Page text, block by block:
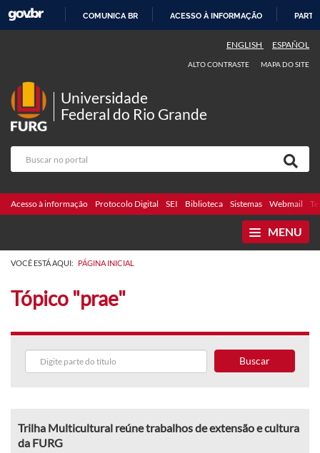
COMUNICA BR ACESSO À INFORMAÇÃO
ENGLISH ESPAÑOL
ALTO CONTRASTE MAPA DO SITE
Universidade
Federal do Rio Grande
Acesso à informação Protocolo Digital SEI Biblioteca Sistemas Webmail
MENU
VOCÊ ESTÁ AQUI: PÁGINA INICIAL
Tópico "prae"
Buscar
Trilha Multicultural reúne trabalhos de extensão e cultura
da FURG